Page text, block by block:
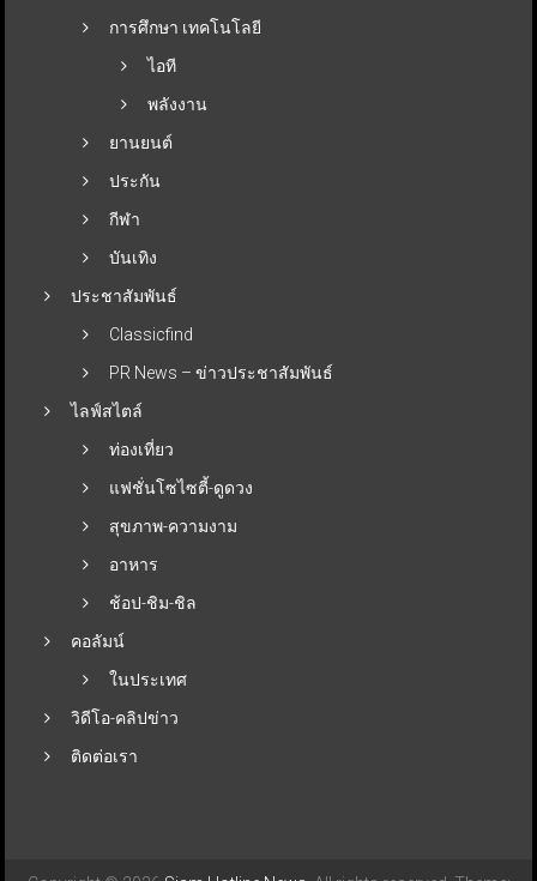
การศึกษา เทคโนโลยี
ไอที
พลังงาน
ยานยนต์
ประกัน
กีฬา
บันเทิง
ประชาสัมพันธ์
Classicfind
PR News – ข่าวประชาสัมพันธ์
ไลฟ์สไตล์
ท่องเที่ยว
แฟชั่นโซไซตี้-ดูดวง
สุขภาพ-ความงาม
อาหาร
ช้อป-ชิม-ชิล
คอลัมน์
ในประเทศ
วิดีโอ-คลิปข่าว
ติดต่อเรา